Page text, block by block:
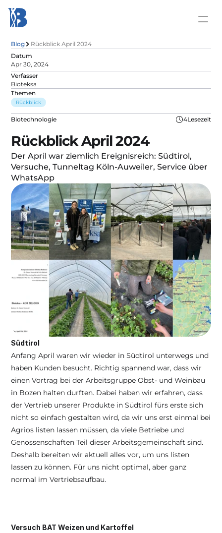
Blog
Rückblick April 2024
Datum
Apr 30, 2024
Verfasser
Bioteksa
Themen
Rückblick
Biotechnologie 4Lesezeit
Rückblick April 2024
Der April war ziemlich Ereignisreich: Südtirol,
Versuche, Tunneltag Köln-Auweiler, Service über
WhatsApp
Südtirol
Anfang April waren wir wieder in Südtirol unterwegs und
haben Kunden besucht. Richtig spannend war, dass wir
einen Vortrag bei der Arbeitsgruppe Obst- und Weinbau
in Bozen halten durften. Dabei haben wir erfahren, dass
der Vertrieb unserer Produkte in Südtirol fürs erste sich
nicht so einfach gestalten wird, da wir uns erst einmal bei
Agrios listen lassen müssen, da viele Betriebe und
Genossenschaften Teil dieser Arbeitsgemeinschaft sind.
Deshalb bereiten wir aktuell alles vor, um uns listen
lassen zu können. Für uns nicht optimal, aber ganz
normal im Vertriebsaufbau.
Versuch BAT Weizen und Kartoffel